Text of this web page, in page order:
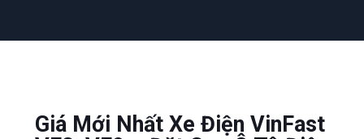
Giá Mới Nhất Xe Điện VinFast